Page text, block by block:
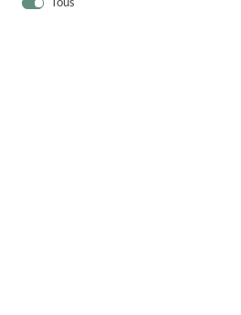
Tous